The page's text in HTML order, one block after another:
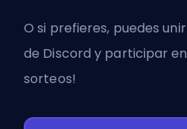
O si prefieres, puedes
de Discord y participar
sorteos!